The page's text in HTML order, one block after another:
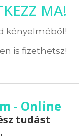
MA!
kényelméből!
is fizethetsz!
- Online
tudást